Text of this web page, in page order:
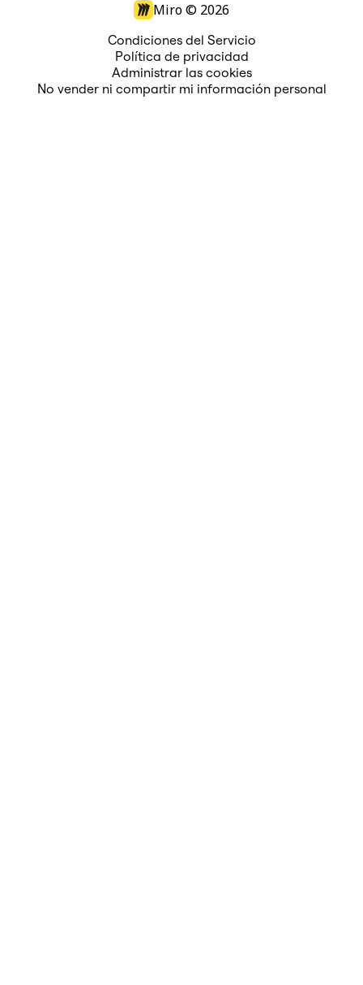
Miro © 2026
Condiciones del Servicio
Política de privacidad
Administrar las cookies
No vender ni compartir mi información personal